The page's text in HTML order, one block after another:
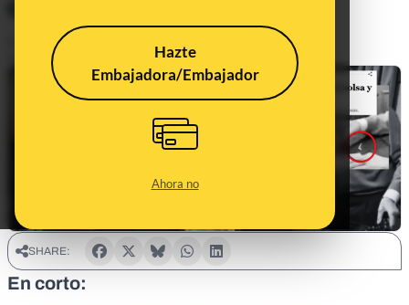
Hazte
Embajadora/Embajador
Ahora no
Publicado el
Actualizado el
May 12, 2025, 5:43:00 PM
SHARE:
En corto: